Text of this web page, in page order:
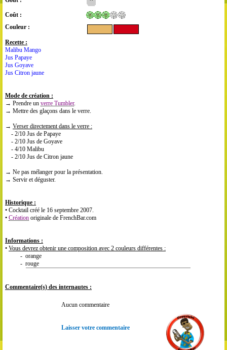
Coût :
Couleur :
Recette :
Malibu Mango
Jus Papaye
Jus Goyave
Jus Citron jaune
Mode de création :
→ Prendre un verre Tumbler.
→ Mettre des glaçons dans le verre.
→ Verser directement dans le verre :
- 2/10 Jus de Papaye
- 2/10 Jus de Goyave
- 4/10 Malibu
- 2/10 Jus de Citron jaune
→ Ne pas mélanger pour la présentation.
→ Servir et déguster.
Historique :
• Cocktail créé le 16 septembre 2007.
• Création originale de FrenchBar.com
Informations :
• Vous devrez obtenir une composition avec 2 couleurs différentes :
- orange
- rouge
Commentaire(s) des internautes :
Aucun commentaire
Laisser votre commentaire